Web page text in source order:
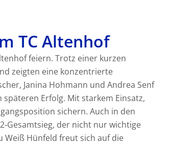
TC Altenhof
feiern. Trotz einer kurzen
zeigten eine konzentrierte
Janina Hohmann und Andrea Senf
Erfolg. Mit starkem Einsatz,
sichern. Auch in den
der nicht nur wichtige
Weiß Hünfeld freut sich auf die